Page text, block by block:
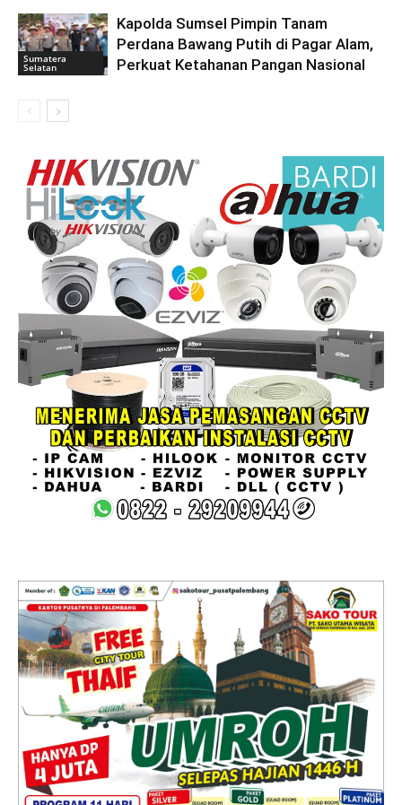
Sumatera
Selatan
Kapolda Sumsel Pimpin Tanam
Perdana Bawang Putih di Pagar Alam,
Perkuat Ketahanan Pangan Nasional